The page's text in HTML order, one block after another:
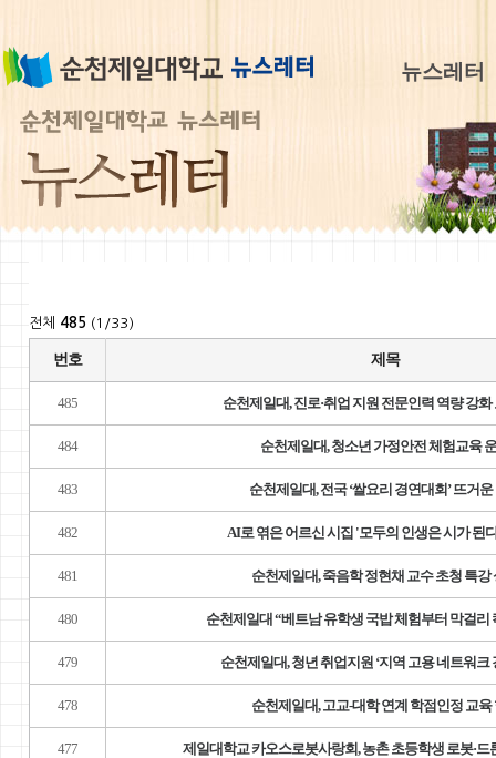
뉴스레터
전체 485 (1/33)
번호 제목
485 순천제일대, 진로·취업 지원 전문인력 역량 강화
484 순천제일대, 청소년 가정안전 체험교육
483 순천제일대, 전국 ‘쌀요리 경연대회’ 뜨거
482 AI로 엮은 어르신 시집 '모두의 인생은 시가 된
481 순천제일대, 죽음학 정현채 교수 초청 특강
480 순천제일대 “베트남 유학생 국밥 체험부터 막걸리
479 순천제일대, 청년 취업지원 ‘지역 고용 네트워크
478 순천제일대, 고교-대학 연계 학점인정 교육
477 제일대학교 카오스로봇사랑회, 농촌 초등학생 로봇·드